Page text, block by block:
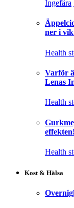
Ingefära
ner i
Health
Varför
Lenas
Health
effekten!
Health
Kost & Hälsa